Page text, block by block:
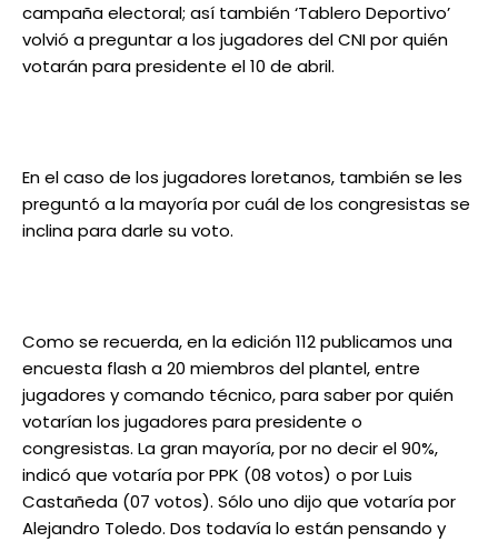
campaña electoral; así también ‘Tablero Deportivo’
volvió a preguntar a los jugadores del CNI por quién
votarán para presidente el 10 de abril.
En el caso de los jugadores loretanos, también se les
preguntó a la mayoría por cuál de los congresistas se
inclina para darle su voto.
Como se recuerda, en la edición 112 publicamos una
encuesta flash a 20 miembros del plantel, entre
jugadores y comando técnico, para saber por quién
votarían los jugadores para presidente o
congresistas. La gran mayoría, por no decir el 90%,
indicó que votaría por PPK (08 votos) o por Luis
Castañeda (07 votos). Sólo uno dijo que votaría por
Alejandro Toledo. Dos todavía lo están pensando y